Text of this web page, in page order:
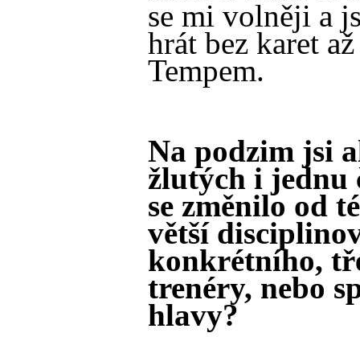
se mi volněji a
hrát bez karet
Tempem.
Na podzim jsi
žlutých i jednu
se změnilo od
větší
konkrétního,
trenéry, nebo
hlavy?